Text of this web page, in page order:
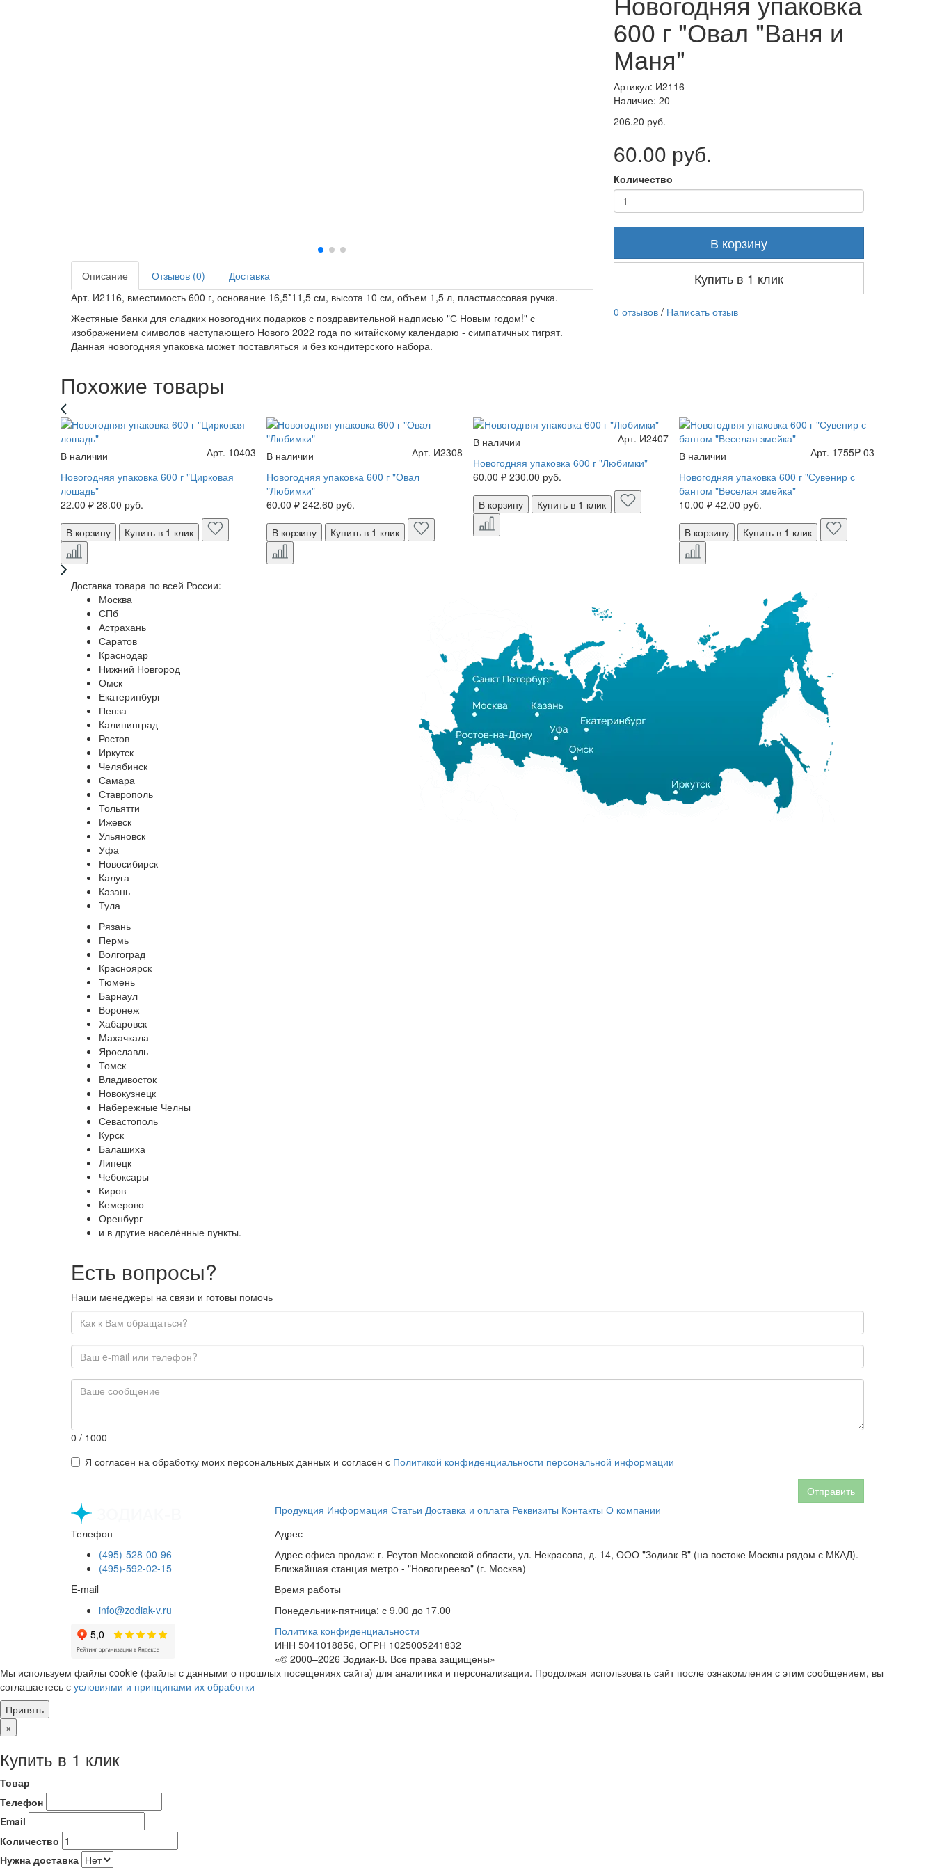
Описание Отзывов (0)
Доставка
Арт. И2116, вместимость 600 г, основание 16,5*11,5 см, высота 10 см, объем 1,5 л, пластмассовая ручка.
Жестяные банки для сладких новогодних подарков с поздравительной надписью "С Новым годом!" с
изображением символов наступающего Нового 2022 года по китайскому календарю - симпатичных тигрят.
Данная новогодняя упаковка может поставляться и без кондитерского набора.
600 г "Овал "Ваня и
Маня"
Артикул: И2116
Наличие: 20
206.20 руб.
60.00 руб.
Количество
В корзину
Купить в 1 клик
0 отзывов / Написать отзыв
Похожие товары
В наличии
Арт. 10403
Новогодняя упаковка 600 г "Цирковая
лошадь"
22.00 ₽ 28.00 руб.
В корзину
Купить в 1 клик
В наличии
Арт. И2308
Новогодняя упаковка 600 г "Овал
"Любимки"
60.00 ₽242.60 руб.
В корзину
Купить в 1 клик
В наличии
Арт. И2407
Новогодняя упаковка 600 г "Любимки"
60.00 ₽ 230.00 руб.
В корзину
Купить в 1 клик
В наличии
Арт. 1755P-03
Новогодняя упаковка 600 г "Сувенир с
бантом "Веселая змейка"
10.00 ₽ 42.00 руб.
В корзину
Купить в 1 клик
Доставка товара по всей России:
Москва
СПб
Астрахань
Саратов
Краснодар
Нижний Новгород
Омск
Екатеринбург
Пенза
Калининград
Ростов
Иркутск
Челябинск
Самара
Ставрополь
Тольятти
Ижевск
Ульяновск
Уфа
Новосибирск
Калуга
Казань
Тула
Рязань
Пермь
Волгоград
Красноярск
Тюмень
Барнаул
Воронеж
Хабаровск
Махачкала
Ярославль
Томск
Владивосток
Новокузнецк
Набережные Челны
Севастополь
Курск
Балашиха
Липецк
Чебоксары
Киров
Кемерово
Оренбург
и в другие населённые пункты.
Есть вопросы?
Наши менеджеры на связи и готовы помочь
0 / 1000
Я согласен на обработку моих персональных данных и согласен с Политикой конфиденциальности персональной информации
Отправить
Продукция Информация Статьи Доставка и оплата Реквизиты Контакты О компании
Телефон
(495)-528-00-96
(495)-592-02-15
E-mail
info@zodiak-v.ru
Адрес
Адрес офиса продаж: г. Реутов Московской области, ул. Некрасова, д. 14, ООО "Зодиак-В" (на востоке Москвы рядом с МКАД).
Ближайшая станция метро - "Новогиреево" (г. Москва)
Время работы
Понедельник-пятница: с 9.00 до 17.00
Политика конфиденциальности
ИНН 5041018856, ОГРН 1025005241832
«© 2000–2026 Зодиак-В. Все права защищены»
Мы используем файлы cookie (файлы с данными о прошлых посещениях сайта) для аналитики и персонализации. Продолжая использовать сайт после ознакомления с этим сообщением, вы
соглашаетесь с условиями и принципами их обработки
Принять
×
Купить в 1 клик
Товар
Телефон
Email
Количество
Нужна доставка